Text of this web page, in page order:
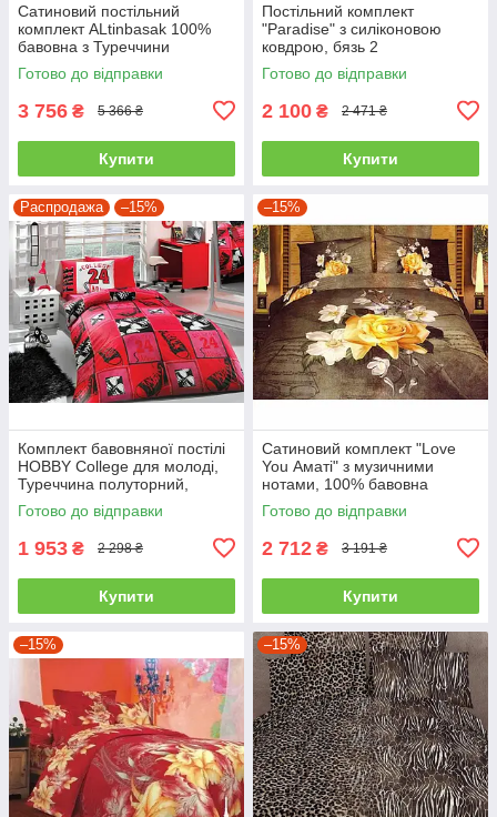
Сатиновий постільний
комплект ALtinbasak 100%
бавовна з Туреччини
двоспальний - євро
Готово до відправки
3 756 ₴ 5 366 ₴
Купити
Постільний комплект
"Paradise" з силіконовою
ковдрою, бязь 2
Готово до відправки
2 100 ₴ 2 471 ₴
Купити
Распродажа –15%
Комплект бавовняної постілі
HOBBY College для молоді,
Туреччина полуторний,
червоний
Готово до відправки
1 953 ₴ 2 298 ₴
Купити
–15%
Сатиновий комплект "Love
You Аматі" з музичними
нотами, 100% бавовна
полуторний
Готово до відправки
2 712 ₴ 3 191 ₴
Купити
–15% –15%